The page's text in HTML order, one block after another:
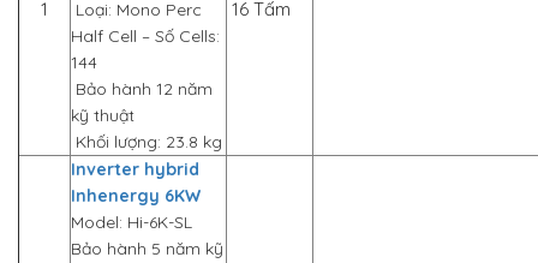
1
Loại: Mono Perc
Half Cell – Số Cells:
144
Bảo hành 12 năm
kỹ thuật
Khối lượng: 23.8 kg
16 Tấm
Inverter hybrid
Inhenergy 6KW
Model: Hi-6K-SL
Bảo hành 5 năm kỹ